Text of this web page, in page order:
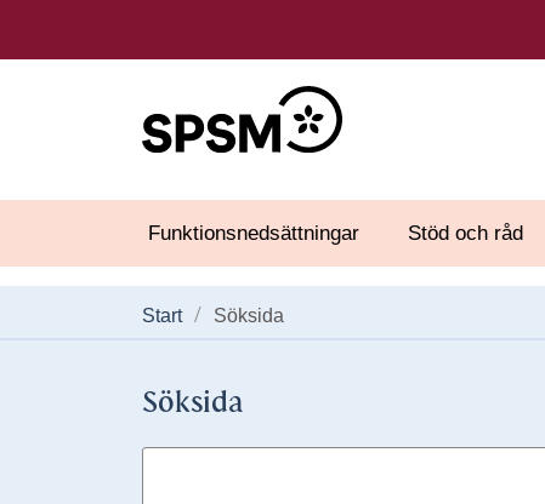
Funktionsnedsättningar Stöd och råd
Start Söksida
Söksida